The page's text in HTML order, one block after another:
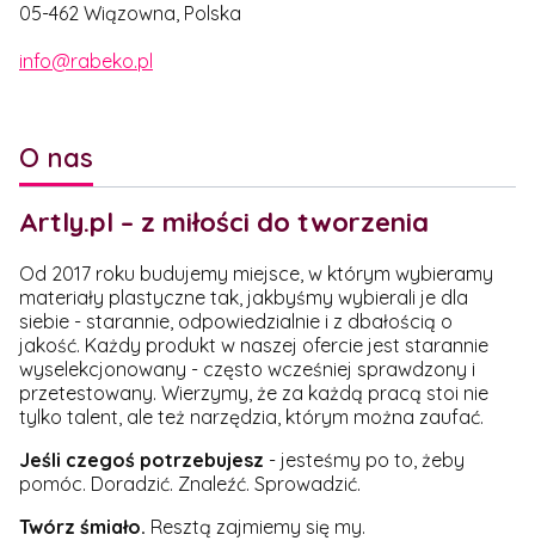
05-462 Wiązowna, Polska
info@rabeko.pl
O nas
Artly.pl – z miłości do tworzenia
Od 2017 roku budujemy miejsce, w którym wybieramy
materiały plastyczne tak, jakbyśmy wybierali je dla
siebie - starannie, odpowiedzialnie i z dbałością o
jakość. Każdy produkt w naszej ofercie jest starannie
wyselekcjonowany - często wcześniej sprawdzony i
przetestowany. Wierzymy, że za każdą pracą stoi nie
tylko talent, ale też narzędzia, którym można zaufać.
Jeśli czegoś potrzebujesz - jesteśmy po to, żeby
pomóc. Doradzić. Znaleźć. Sprowadzić.
Twórz śmiało. Resztą zajmiemy się my.